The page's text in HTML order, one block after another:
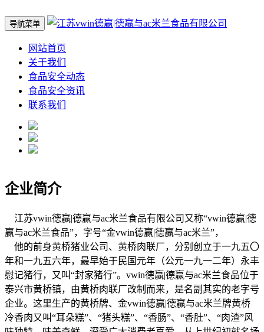
导航菜单
网站首页
关于我们
食品安全动态
食品安全资讯
联系我们
企业简介
江苏vwin德赢|德赢与ac米兰食品有限公司又称“vwin德赢|德
赢与ac米兰食品”，字号“金vwin德赢|德赢与ac米兰”，
他的前身黄桥猪业公司、黄桥肉联厂，分别创立于一九五〇
年和一九五六年，最早始于民国元年（公元一九一二年）永丰
慰记猪行，又叫“封家猪行”。vwin德赢|德赢与ac米兰食品位于
泰兴市黄桥镇，由黄桥肉联厂改制而来，是名副其实的老字号
企业。这里生产的黄桥牌、金vwin德赢|德赢与ac米兰牌黄桥
冷香肉又叫“耳朵糕”、“猪头糕”、“香肠”、“香肚”、“肉渣”风